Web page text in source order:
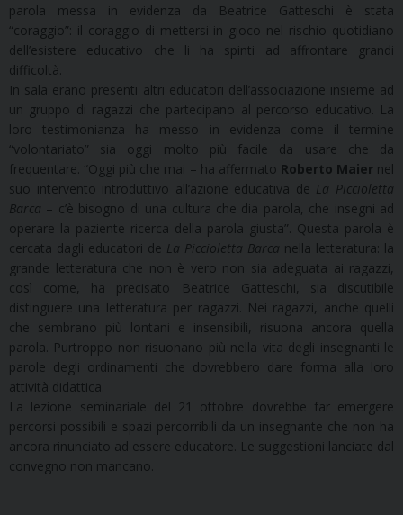
parola messa in evidenza da Beatrice Gatteschi è stata
“coraggio”: il coraggio di mettersi in gioco nel rischio quotidiano
dell’esistere educativo che li ha spinti ad affrontare grandi
difficoltà.
In sala erano presenti altri educatori dell’associazione insieme ad
un gruppo di ragazzi che partecipano al percorso educativo. La
loro testimonianza ha messo in evidenza come il termine
“volontariato” sia oggi molto più facile da usare che da
frequentare. “Oggi più che mai – ha affermato Roberto Maiernel
suo intervento introduttivo all’azione educativa de La Piccioletta
Barca – c’è bisogno di una cultura che dia parola, che insegni ad
operare la paziente ricerca della parola giusta”. Questa parola è
cercata dagli educatori de La Piccioletta Barca nella letteratura: la
grande letteratura che non è vero non sia adeguata ai ragazzi,
così come, ha precisato Beatrice Gatteschi, sia discutibile
distinguere una letteratura per ragazzi. Nei ragazzi, anche quelli
che sembrano più lontani e insensibili, risuona ancora quella
parola. Purtroppo non risuonano più nella vita degli insegnanti le
parole degli ordinamenti che dovrebbero dare forma alla loro
attività didattica.
La lezione seminariale del 21 ottobre dovrebbe far emergere
percorsi possibili e spazi percorribili da un insegnante che non ha
ancora rinunciato ad essere educatore. Le suggestioni lanciate dal
convegno non mancano.